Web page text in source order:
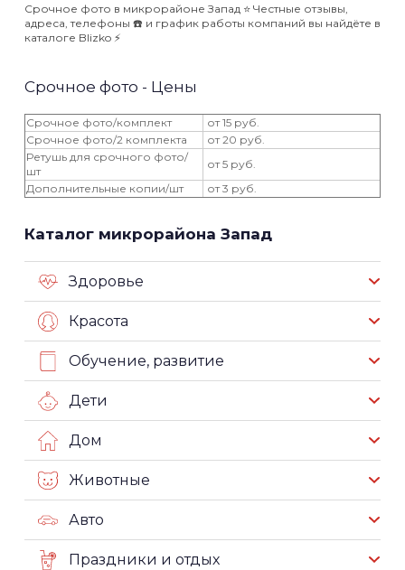
Срочное фото в микрорайоне Запад ⭐️ Честные отзывы,
адреса, телефоны ☎️ и график работы компаний вы найдёте в
каталоге Blizko ⚡️
Срочное фото - Цены
Срочное фото/комплект
от 15 руб.
Срочное фото/2 комплекта
от 20 руб.
Ретушь для срочного фото/
шт
от 5 руб.
Дополнительные копии/шт
от 3 руб.
Каталог микрорайона Запад
Здоровье
Красота
Обучение, развитие
Дети
Дом
Животные
Авто
Праздники и отдых